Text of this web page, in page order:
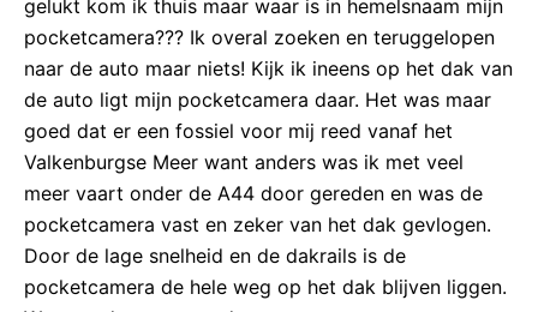
gelukt kom ik thuis maar waar is in hemelsnaam mijn
pocketcamera??? Ik overal zoeken en teruggelopen
naar de auto maar niets! Kijk ik ineens op het dak van
de auto ligt mijn pocketcamera daar. Het was maar
goed dat er een fossiel voor mij reed vanaf het
Valkenburgse Meer want anders was ik met veel
meer vaart onder de A44 door gereden en was de
pocketcamera vast en zeker van het dak gevlogen.
Door de lage snelheid en de dakrails is de
pocketcamera de hele weg op het dak blijven liggen.